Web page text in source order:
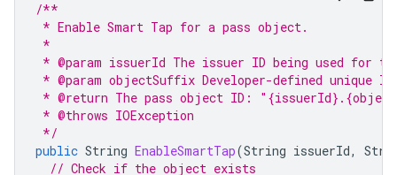
/**
* Enable Smart Tap for a pass object.
*
* @param issuerId The issuer ID being used for
* @param objectSuffix Developer-defined unique
* @return The pass object ID:
* @throws IOException
*/
public String EnableSmartTap(String issuerId,
// Check if the object exists